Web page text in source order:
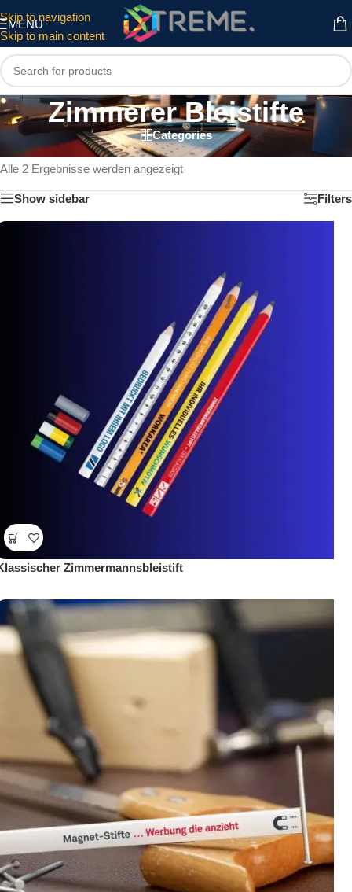
Skip to navigation
Skip to main content
MENU
Zimmerer Bleistifte
Categories
Start/Werkzeug
Zimmerer Bleistifte
Alle 2 Ergebnisse werden angezeigt
Show sidebar Filters
Zimmermannsbleistift